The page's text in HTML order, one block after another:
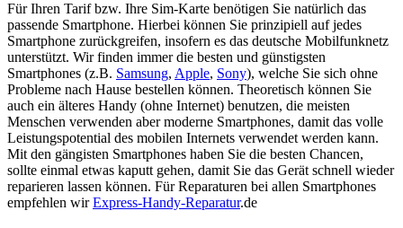
Für Ihren Tarif bzw. Ihre Sim-Karte benötigen Sie natürlich das
passende Smartphone. Hierbei können Sie prinzipiell auf jedes
Smartphone zurückgreifen, insofern es das deutsche Mobilfunknetz
unterstützt. Wir finden immer die besten und günstigsten
Smartphones (z.B. Samsung, Apple, Sony), welche Sie sich ohne
Probleme nach Hause bestellen können. Theoretisch können Sie
auch ein älteres Handy (ohne Internet) benutzen, die meisten
Menschen verwenden aber moderne Smartphones, damit das volle
Leistungspotential des mobilen Internets verwendet werden kann.
Mit den gängisten Smartphones haben Sie die besten Chancen,
sollte einmal etwas kaputt gehen, damit Sie das Gerät schnell wieder
reparieren lassen können. Für Reparaturen bei allen Smartphones
empfehlen wirExpress-Handy-Reparatur.de